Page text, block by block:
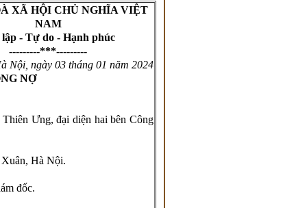
XÃ HỘI CHỦ NGHĨA VIỆT
NAM
- Tự do - Hạnh phúc
---------***---------
Nội, ngày 03 tháng 01 năm 2024
NỢ
Ưng, đại diện hai bên Công
Hà Nội.
đốc.